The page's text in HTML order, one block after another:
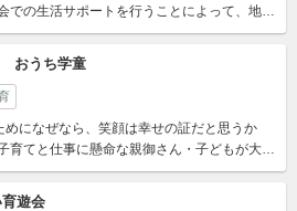
での生活サポートを行うことによって、地域
時に、健全なまちづくり、バリア...
おうち学童
になぜなら、笑顔は幸せの証だと思うか
育てと仕事に懸命な親御さん・子どもが大好
幸せのために社会の理...
遊会